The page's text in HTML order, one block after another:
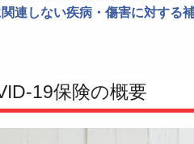
連しない疾病・傷害に対する
19保険の概要